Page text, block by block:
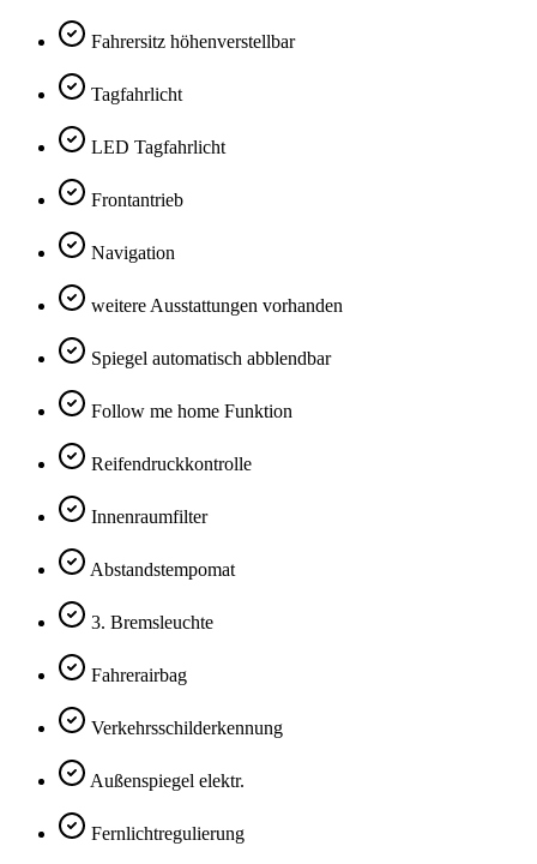
Fahrersitz höhenverstellbar
Tagfahrlicht
LED Tagfahrlicht
Frontantrieb
Navigation
weitere Ausstattungen vorhanden
Spiegel automatisch abblendbar
Follow me home Funktion
Reifendruckkontrolle
Innenraumfilter
Abstandstempomat
3. Bremsleuchte
Fahrerairbag
Verkehrsschilderkennung
Außenspiegel elektr.
Fernlichtregulierung